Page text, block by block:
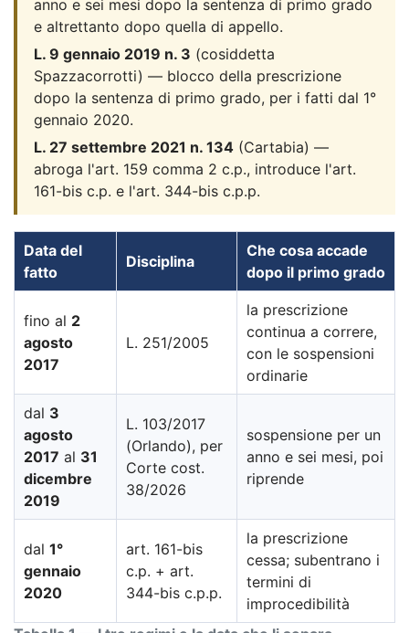
anno e sei mesi dopo la sentenza di primo grado
e altrettanto dopo quella di appello.
L. 9 gennaio 2019 n. 3 (cosiddetta
Spazzacorrotti) — blocco della prescrizione
dopo la sentenza di primo grado, per i fatti dal 1°
gennaio 2020.
L. 27 settembre 2021 n. 134 (Cartabia) —
abroga l'art. 159 comma 2 c.p., introduce l'art.
161-bis c.p. e l'art. 344-bis c.p.p.
Data del
fatto
Disciplina
Che cosa accade
dopo il primo grado
fino al 2
agosto
2017
L. 251/2005
la prescrizione
continua a correre,
con le sospensioni
ordinarie
dal 3
agosto
2017 al 31
dicembre
2019
L. 103/2017
(Orlando), per
Corte cost.
38/2026
sospensione per un
anno e sei mesi, poi
riprende
dal 1°
gennaio
2020
art. 161-bis
c.p. + art.
344-bis c.p.p.
la prescrizione
cessa; subentrano i
termini di
improcedibilità